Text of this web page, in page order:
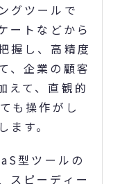
グツールで
ートなどから
握し、高精度
、企業の顧客
えて、直観的
も操作がし
す。
型ツールの
スピーディー